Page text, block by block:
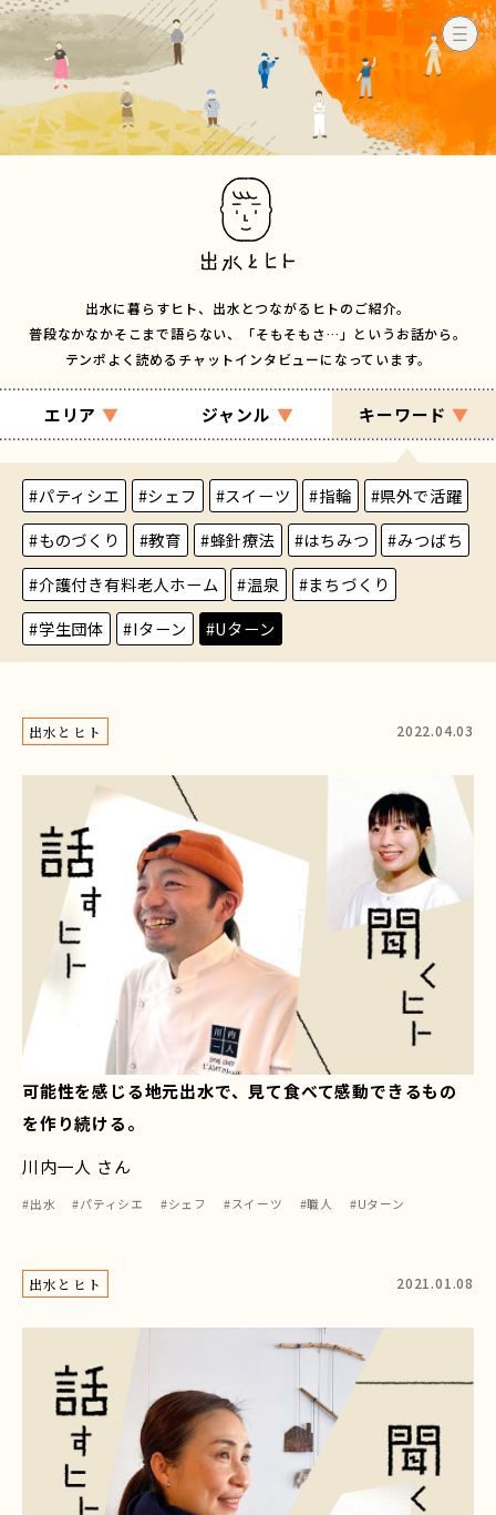
出水に暮らすヒト、出水とつながるヒトのご紹介。
普段なかなかそこまで語らない、「そもそもさ…」というお話から。
テンポよく読めるチャットインタビューになっています。
エリア ▼ ジャンル ▼ キーワード ▼
#パティシエ #シェフ #スイーツ #指輪
#県外で活躍
#ものづくり
#教育 #蜂針療法 #はちみつ
#みつばち
#介護付き有料老人ホーム
#温泉
#まちづくり
#学生団体
#Iターン #Uターン
出水とヒト 2022.04.03
可能性を感じる地元出水で、見て食べて感動できるもの
を作り続ける。
川内一人 さん
#出水 #パティシエ #シェフ #スイーツ #職人 #Uターン
出水とヒト 2021.01.08